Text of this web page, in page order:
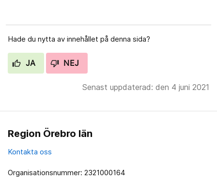
Hade du nytta av innehållet på denna sida?
JA NEJ
Senast uppdaterad: den 4 juni 2021
Region Örebro län
Kontakta oss
Organisationsnummer: 2321000164